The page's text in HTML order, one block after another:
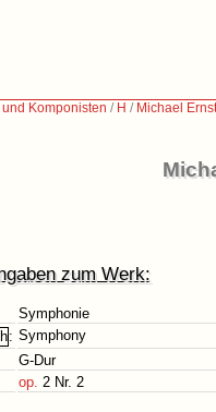
Komponisten / H / Michael
zum Werk:
Symphonie
: Symphony
G-Dur
op. 2 Nr. 2